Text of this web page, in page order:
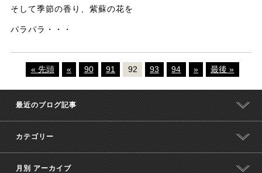
そして季節の香り、紫蘇の花を
パラパラ・・・
« 先頭 « 90 91 92 93 94 » 最後 »
最近のブログ記事
カテゴリー
月別 アーカイブ